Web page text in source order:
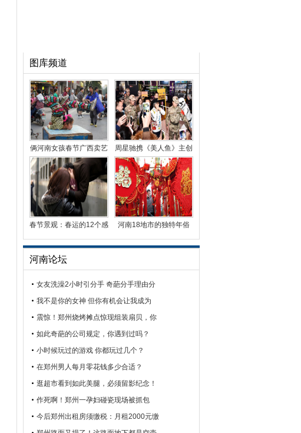
图库频道
俩河南女孩春节广西卖艺
耍杂技 引众人围观
周星驰携《美人鱼》主创
空降郑州 粉丝狂喊
春节景观：春运的12个感
河南18地市的独特年俗
河南论坛
女友洗澡2小时引分手 奇葩分手理由分
我不是你的女神 但你有机会让我成为
震惊！郑州烧烤摊点惊现组装扇贝，你
如此奇葩的公司规定，你遇到过吗？
小时候玩过的游戏 你都玩过几个？
在郑州男人每月零花钱多少合适？
逛超市看到如此美腿，必须留影纪念！
作死啊！郑州一孕妇碰瓷现场被抓包
今后郑州出租房须缴税：月租2000元缴